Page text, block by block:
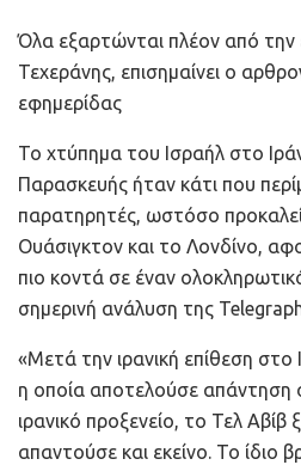
Όλα εξαρτώνται πλέον από την
Τεχεράνης, επισημαίνει ο
εφημερίδας
Το χτύπημα του Ισραήλ στο
Παρασκευής ήταν κάτι που
παρατηρητές, ωστόσο
Ουάσιγκτον και το Λονδίνο,
πιο κοντά σε έναν
σημερινή ανάλυση της
«Μετά την ιρανική επίθεση στο
η οποία αποτελούσε απάντηση
ιρανικό προξενείο, το Τελ Αβίβ
απαντούσε και εκείνο. Το ίδιο